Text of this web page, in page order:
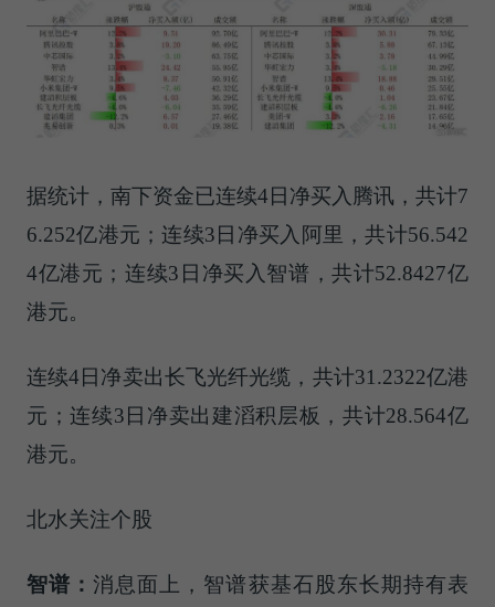
据统计，南下资金已连续4日净买入腾讯，共计7
6.252亿港元；连续3日净买入阿里，共计56.542
4亿港元；连续3日净买入智谱，共计52.8427亿
港元。
连续4日净卖出长飞光纤光缆，共计31.2322亿港
元；连续3日净卖出建滔积层板，共计28.564亿
港元。
北水关注个股
智谱： 消息面上，智谱获基石股东长期持有表